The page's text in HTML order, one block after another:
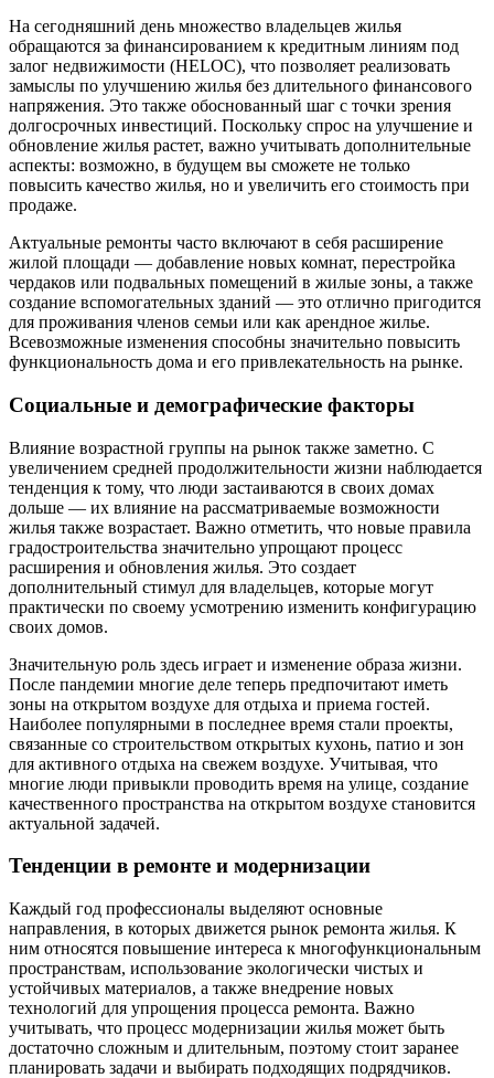
На сегодняшний день множество владельцев жилья
обращаются за финансированием к кредитным линиям под
залог недвижимости (HELOC), что позволяет реализовать
замыслы по улучшению жилья без длительного финансового
напряжения. Это также обоснованный шаг с точки зрения
долгосрочных инвестиций. Поскольку спрос на улучшение и
обновление жилья растет, важно учитывать дополнительные
аспекты: возможно, в будущем вы сможете не только
повысить качество жилья, но и увеличить его стоимость при
продаже.
Актуальные ремонты часто включают в себя расширение
жилой площади — добавление новых комнат, перестройка
чердаков или подвальных помещений в жилые зоны, а также
создание вспомогательных зданий — это отлично пригодится
для проживания членов семьи или как арендное жилье.
Всевозможные изменения способны значительно повысить
функциональность дома и его привлекательность на рынке.
Социальные и демографические факторы
Влияние возрастной группы на рынок также заметно. С
увеличением средней продолжительности жизни наблюдается
тенденция к тому, что люди застаиваются в своих домах
дольше — их влияние на рассматриваемые возможности
жилья также возрастает. Важно отметить, что новые правила
градостроительства значительно упрощают процесс
расширения и обновления жилья. Это создает
дополнительный стимул для владельцев, которые могут
практически по своему усмотрению изменить конфигурацию
своих домов.
Значительную роль здесь играет и изменение образа жизни.
После пандемии многие деле теперь предпочитают иметь
зоны на открытом воздухе для отдыха и приема гостей.
Наиболее популярными в последнее время стали проекты,
связанные со строительством открытых кухонь, патио и зон
для активного отдыха на свежем воздухе. Учитывая, что
многие люди привыкли проводить время на улице, создание
качественного пространства на открытом воздухе становится
актуальной задачей.
Тенденции в ремонте и модернизации
Каждый год профессионалы выделяют основные
направления, в которых движется рынок ремонта жилья. К
ним относятся повышение интереса к многофункциональным
пространствам, использование экологически чистых и
устойчивых материалов, а также внедрение новых
технологий для упрощения процесса ремонта. Важно
учитывать, что процесс модернизации жилья может быть
достаточно сложным и длительным, поэтому стоит заранее
планировать задачи и выбирать подходящих подрядчиков.